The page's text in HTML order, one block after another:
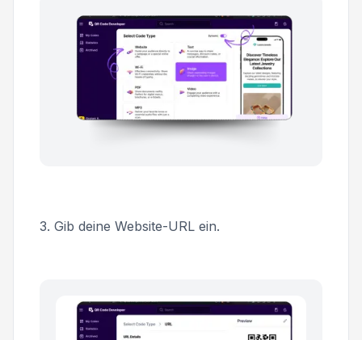
3. Gib deine Website-URL ein.